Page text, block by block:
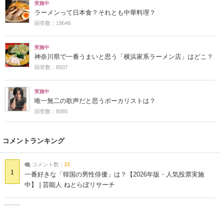
実施中
ラーメンって日本食？それとも中華料理？
回答数：19646
実施中
神奈川県で一番うまいと思う「横浜家系ラーメン店」はどこ？
回答数：8507
実施中
唯一無二の歌声だと思うボーカリストは？
回答数：8085
コメントランキング
1
コメント数： 21
一番好きな「韓国の男性俳優」は？【2026年版・人気投票実施
中】 | 芸能人 ねとらぼリサーチ